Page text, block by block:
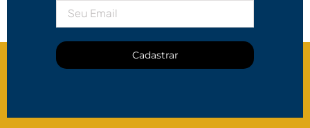
Cadastrar